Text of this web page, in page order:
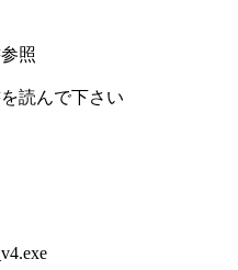
照
読んで下さい